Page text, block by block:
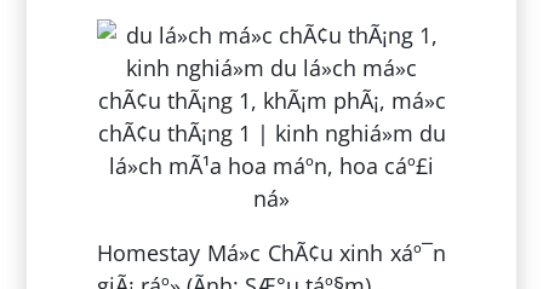
Homestay Má»c ChÃ¢u xinh xáº¯n